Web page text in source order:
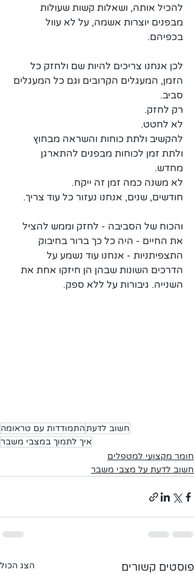
להכיל אותה, ושאלות קשות שעולות
מבפנים יוצרות אשמה, על לא עוול
בכפיהם.
לכן אנחנו צריכים להיות שם ולחזק כל
הזמן, המעגלים הקרובים וגם כל המעגלים
סביב.
רק לחזק.
לא לחטט.
להקשיב ולתת כוחות והשראה מבחוץ
ולתת זמן לכוחות מבפנים להתארגן
מחדש.
לא משנה כמה זמן זה ייקח.
חודשים, שנים, אנחנו נעזור כל עוד צריך.
והכוח של הסביבה - לחזק וממש להציל
את החיים - היה כל כך ברור בחיבוק
התצפיתניות - אנחנו עוד נשמע על
הדרכים השונות שבהן הן חיזקו אחת את
השנייה. גיבורות על ללא ספק.
חשוב לדעתהתמודדות עם טראומה
איך לתמוך במצבי משבר
חומר מקצועי למטפלים
חשוב לדעת על מצבי משבר
פוסטים קשורים הצג הכול